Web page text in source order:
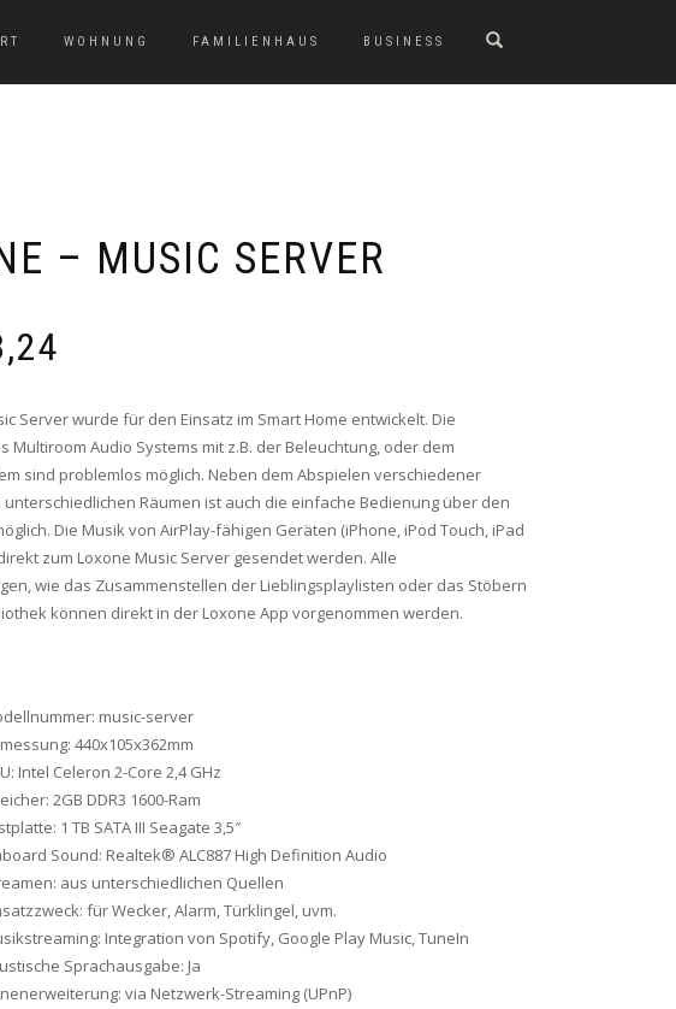
WOHNUNG FAMILIENHAUS BUSINESS
– MUSIC SERVER
Server wurde für den Einsatz im Smart Home entwickelt. Die
Multiroom Audio Systems mit z.B. der Beleuchtung, oder dem
sind problemlos möglich. Neben dem Abspielen verschiedener
Räumen ist auch die einfache Bedienung über den
Die Musik von AirPlay-fähigen Geräten (iPhone, iPod Touch, iPad
zum Loxone Music Server gesendet werden. Alle
wie das Zusammenstellen der Lieblingsplaylisten oder das Stöbern
können direkt in der Loxone App vorgenommen werden.
music-server
440x105x362mm
Intel Celeron 2-Core 2,4 GHz
2GB DDR3 1600-Ram
1 TB SATA III Seagate 3,5″
Sound: Realtek® ALC887 High Definition Audio
aus unterschiedlichen Quellen
für Wecker, Alarm, Türklingel, uvm.
Integration von Spotify, Google Play Music, TuneIn
Sprachausgabe: Ja
via Netzwerk-Streaming (UPnP)